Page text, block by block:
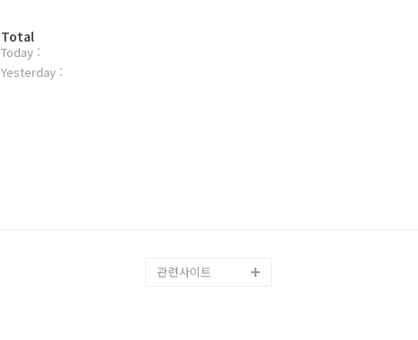
방
문
자
Total
Today :
Yesterday :
관련사이트